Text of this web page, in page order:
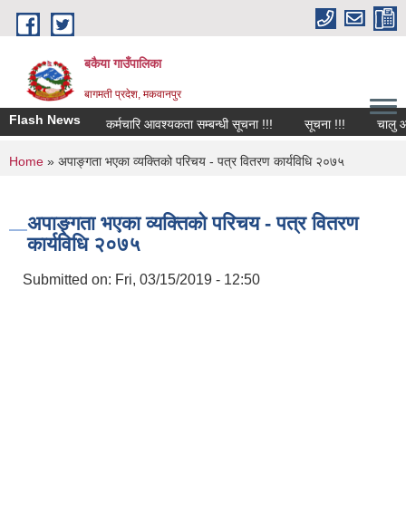
Skip to main content
बकैया गाउँपालिका
बागमती प्रदेश, मकवानपुर
Flash News कर्मचारि आवश्यकता सम्बन्धी सूचना !!! सूचना !!! चालु
You are here
Home » अपाङ्गता भएका व्यक्तिको परिचय - पत्र वितरण कार्यविधि २०७५
अपाङ्गता भएका व्यक्तिको परिचय - पत्र वितरण
कार्यविधि २०७५
Submitted on: Fri, 03/15/2019 - 12:50